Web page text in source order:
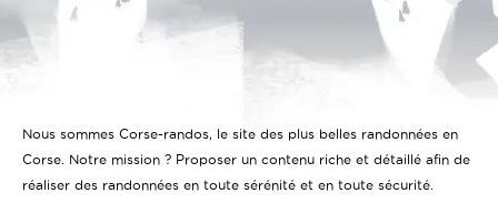
Nous sommes Corse-randos, le site des plus belles randonnées en
Corse. Notre mission ? Proposer un contenu riche et détaillé afin de
réaliser des randonnées en toute sérénité et en toute sécurité.